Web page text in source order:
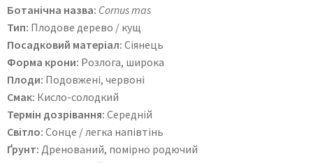
Ботанічна назва: Cornus mas
Тип: Плодове дерево / кущ
Посадковий матеріал: Сіянець
Форма крони: Розлога, широка
Плоди: Подовжені, червоні
Смак: Кисло-солодкий
Термін дозрівання: Середній
Світло: Сонце / легка напівтінь
Ґрунт: Дренований, помірно родючий